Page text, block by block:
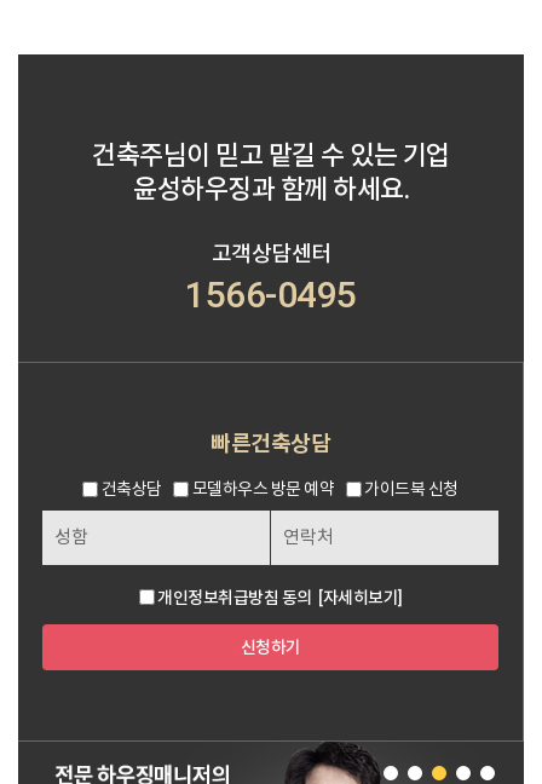
건축주님이 믿고 맡길 수 있는 기업
윤성하우징과 함께 하세요.
고객상담센터
1566-0495
빠른건축상담
건축상담 모델하우스 방문 예약 가이드북 신청
개인정보취급방침 동의 [자세히보기]
신청하기